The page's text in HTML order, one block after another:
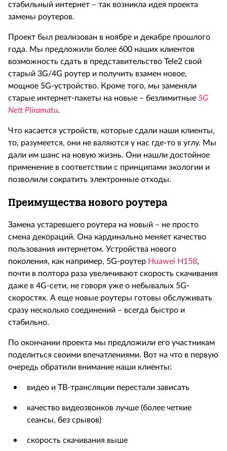
стабильный интернет – так возникла идея проекта
замены роутеров.
Проект был реализован в ноябре и декабре прошлого
года. Мы предложили более 600 наших клиентов
возможность сдать в представительство Tele2 свой
старый 3G/4G роутер и получить взамен новое,
мощное 5G-устройство. Кроме того, мы заменяли
старые интернет-пакеты на новые – безлимитные 5G
Nett Piiramatu.
Что касается устройств, которые сдали наши клиенты,
то, разумеется, они не валяются у нас где-то в углу. Мы
дали им шанс на новую жизнь. Они нашли достойное
применение в соответствии с принципами экологии и
позволили сократить электронные отходы.
Преимущества нового роутера
Замена устаревшего роутера на новый – не просто
смена декораций. Она кардинально меняет качество
пользования интернетом. Устройства нового
поколения, как например, 5G-роутер Huawei H158,
почти в полтора раза увеличивают скорость скачивания
даже в 4G-сети, не говоря уже о небывалых 5G-
скоростях. А еще новые роутеры готовы обслуживать
сразу несколько соединений – всегда быстро и
стабильно.
По окончании проекта мы предложили его участникам
поделиться своими впечатлениями. Вот на что в первую
очередь обратили внимание наши клиенты:
видео и ТВ-трансляции перестали зависать
качество видеозвонков лучше (более четкие
сеансы, без срывов)
скорость скачивания выше